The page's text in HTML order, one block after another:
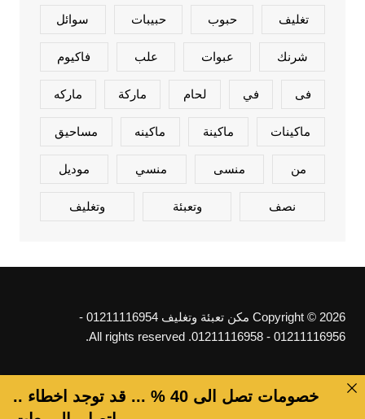
تغليف حبوب حبيبات سوائل
شرنك عبوات علب فاكيوم
فى في لحام ماركة ماركه
ماكينات ماكينة ماكينه مساحيق
من منسى منسي موديل
نصف وتعبئة وتغليف
Copyright © 2026 مكن تعبئة وتغليف 01211116954 -
01211116956 - 01211116958. All rights reserved.
خصومات تصل الى 40 % ... قد توجد اخطاء ..